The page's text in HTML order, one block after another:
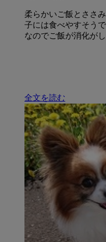
柔らかいご飯とささ
子には食べやすそう
なのでご飯が消化が
全文を読む